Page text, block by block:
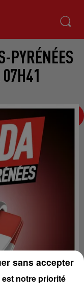
PYRÉNÉES
notre priorité
sans accepter